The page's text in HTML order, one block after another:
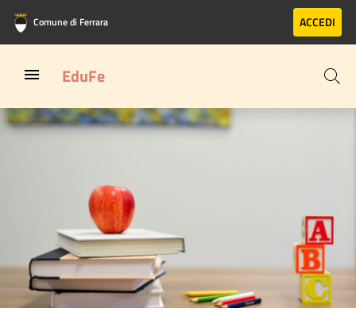
Vai al contenuto principale
Vai al footer
Comune di Ferrara ACCEDI
EduFe